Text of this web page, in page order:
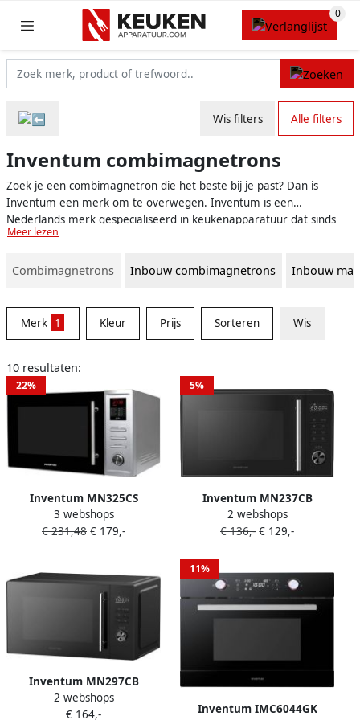
Wis filters Alle filters
Inventum combimagnetrons
Zoek je een combimagnetron die het beste bij je past? Dan is
Inventum een merk om te overwegen. Inventum is een
Nederlands merk gespecialiseerd in keukenapparatuur dat sinds
1908 kwalitatieve, innovatieve en energiezuinige producten op de
bewezen als een goede keuze voor elke keuken, of je nu een
Meer lezen
Combimagnetrons Inbouw combimagnetrons Inbouw
Merk 1 Kleur Prijs Sorteren Wis
10 resultaten:
22%
Inventum MN325CS
Vrijstaande
combimagnetron
kookprogramma's RVS
3 webshops
€ 231,48 € 179,-
5%
Inventum MN237CB
Combimagnetron 23L 900W
Hetelucht- en grillfunctie 10
Ontdooifunctie Kinderslot
Zwart
2 webshops
€ 136,- € 129,-
Inventum MN297CB
Combimagnetron 29L
1000W Hetelucht- en
2 webshops
€ 164,-
11%
Inventum IMC6044GK